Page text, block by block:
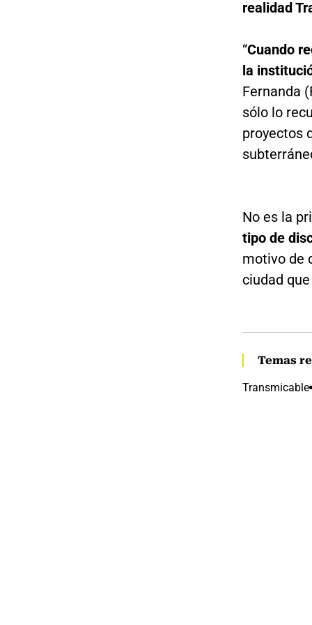
realidad
“Cuando
la
Fernanda
sólo lo
proyectos
No es la
tipo de
motivo de
ciudad
Temas
Transmicable